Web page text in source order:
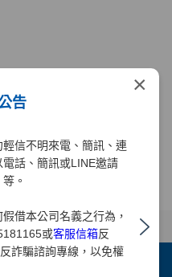
×
告
信不明來電、簡訊、連
話、簡訊或LINE邀請
。
借本公司名義之行為，
或客服信箱反
詐騙諮詢專線，以免權